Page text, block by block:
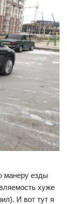
манеру езды
хуже
И вот тут я